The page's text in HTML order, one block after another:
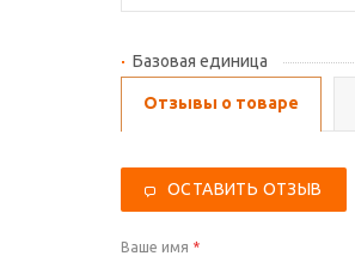
Базовая единица
Отзывы о товаре
ОСТАВИТЬ ОТЗЫВ
Ваше имя *